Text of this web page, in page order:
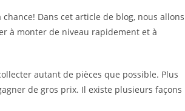
chance! Dans cet article de blog, nous allons
à monter de niveau rapidement et à
autant de pièces que possible. Plus
de gros prix. Il existe plusieurs façons